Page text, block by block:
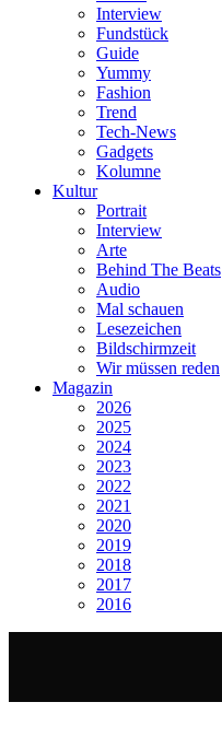
Interview
Fundstück
Guide
Yummy
Fashion
Trend
Tech-News
Gadgets
Kolumne
Kultur
Portrait
Interview
Arte
Behind The Beats
Audio
Mal schauen
Lesezeichen
Bildschirmzeit
Wir müssen reden
Magazin
2026
2025
2024
2023
2022
2021
2020
2019
2018
2017
2016